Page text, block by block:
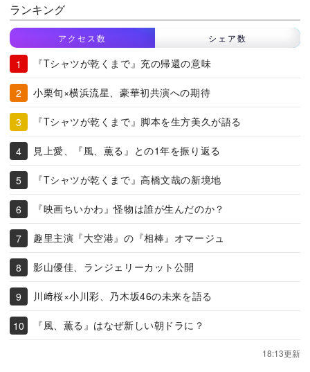
ランキング
アクセス数 シェア数
『Tシャツが乾くまで』充の帰還の意味
小栗旬×横浜流星、豪華初共演への期待
『Tシャツが乾くまで』脚本を生方美久が語る
見上愛、『風、薫る』との1年を振り返る
『Tシャツが乾くまで』高橋文哉の新境地
『映画ちいかわ』怪物は誰が生んだのか？
趣里主演『大空港』の『相棒』オマージュ
影山優佳、ランジェリーカット公開
川﨑桜×小川彩、乃木坂46の未来を語る
『風、薫る』はなぜ新しい朝ドラに？
18:13更新